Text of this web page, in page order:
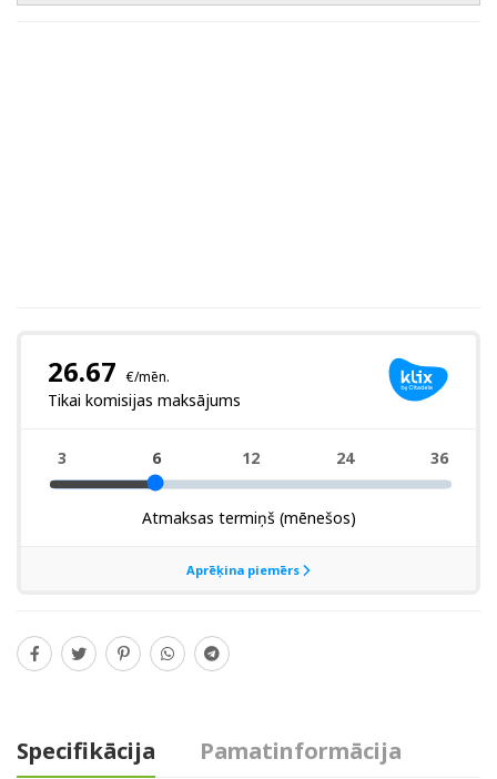
Specifikācija Pamatinformācija